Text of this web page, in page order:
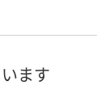
ます